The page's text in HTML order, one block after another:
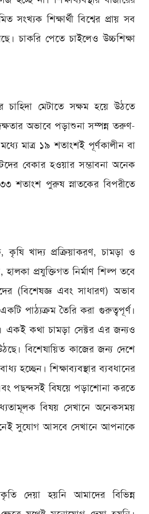
সংখ্যক শিক্ষার্থী বিশ্বের প্রায় সব
চাকরি পেতে চাইলেও উচ্চশিক্ষা
চাহিদা মেটাতে সক্ষম হয়ে উঠতে
অভাবে পড়াশুনা সম্পন্ন তরুণ-
মাত্র ১৯ শতাংশই পূর্ণকালীন বা
বেকার হওয়ার সম্ভাবনা অনেক
শতাংশ পুরুষ স্নাতকের বিপরীতে
খাদ্য প্রক্রিয়াকরণ, চামড়া ও
প্রযুক্তিগত নির্মাণ শিল্প তবে
(বিশেষজ্ঞ এবং সাধারণ) অভাব
পাঠ্যক্রম তৈরি করা গুরুত্বপূর্ণ।
কথা চামড়া সেক্টর এর জন্যও
বিশেষায়িত কাজের জন্য দেশে
হচ্ছেন। শিক্ষাব্যবস্থার ব্যবধানের
এবং পছন্দসই বিষয়ে পড়াশোনা করতে
বিষয় সেখানে অনেকসময়
সুযোগ আসবে সেখানে আপনাকে
দেয়া হয়নি আমাদের বিভিন্ন